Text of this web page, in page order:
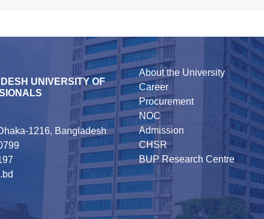
UNIVERSITY OF
1216, Bangladesh
About the University
Career
Procurement
NOC
Admission
CHSR
BUP Research Centre